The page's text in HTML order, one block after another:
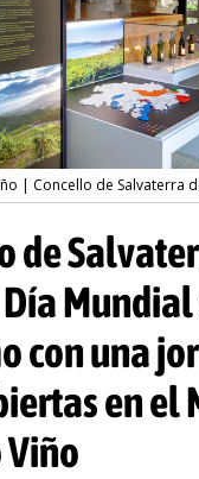
| Concello de Salvaterra
de
con una
en el
Viño